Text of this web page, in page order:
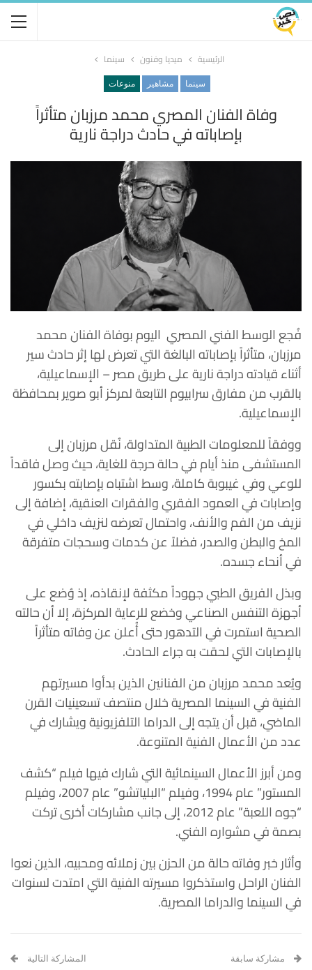
الرئيسية ميديا وفنون سينما
سينما مشاهير منوعات
وفاة الفنان المصري محمد مرزبان متأثراً
بإصاباته في حادث دراجة نارية
فُجع الوسط الفني المصري اليوم بوفاة الفنان محمد
مرزبان، متأثراً بإصاباته البالغة التي تعرض لها إثر حادث سير
أثناء قيادته دراجة نارية على طريق مصر – الإسماعيلية،
بالقرب من مفارق سرابيوم التابعة لمركز أبو صوير بمحافظة
الإسماعيلية.
ووفقاً للمعلومات الطبية المتداولة، نُقل مرزبان إلى
المستشفى منذ أيام في حالة حرجة للغاية، حيث وصل فاقداً
للوعي وفي غيبوبة كاملة، وسط اشتباه بإصابته بكسور
وإصابات في العمود الفقري والفقرات العنقية، إضافة إلى
نزيف من الفم والأنف، واحتمال تعرضه لنزيف داخلي في
المخ والبطن والصدر، فضلاً عن كدمات وسحجات متفرقة
في أنحاء جسده.
وبذل الفريق الطبي جهوداً مكثفة لإنقاذه، إذ وُضع على
أجهزة التنفس الصناعي وخضع للرعاية المركزة، إلا أن حالته
الصحية استمرت في التدهور حتى أُعلن عن وفاته متأثراً
بالإصابات التي لحقت به جراء الحادث.
ويُعد محمد مرزبان من الفنانين الذين بدأوا مسيرتهم
الفنية في السينما المصرية خلال منتصف تسعينيات القرن
الماضي، قبل أن يتجه إلى الدراما التلفزيونية ويشارك في
عدد من الأعمال الفنية المتنوعة.
ومن أبرز الأعمال السينمائية التي شارك فيها فيلم “كشف
المستور” عام 1994، وفيلم “البلياتشو” عام 2007، وفيلم
“جوه اللعبة” عام 2012، إلى جانب مشاركات أخرى تركت
بصمة في مشواره الفني.
وأثار خبر وفاته حالة من الحزن بين زملائه ومحبيه، الذين نعوا
الفنان الراحل واستذكروا مسيرته الفنية التي امتدت لسنوات
في السينما والدراما المصرية.
مشاركة سابقة المشاركة التالية